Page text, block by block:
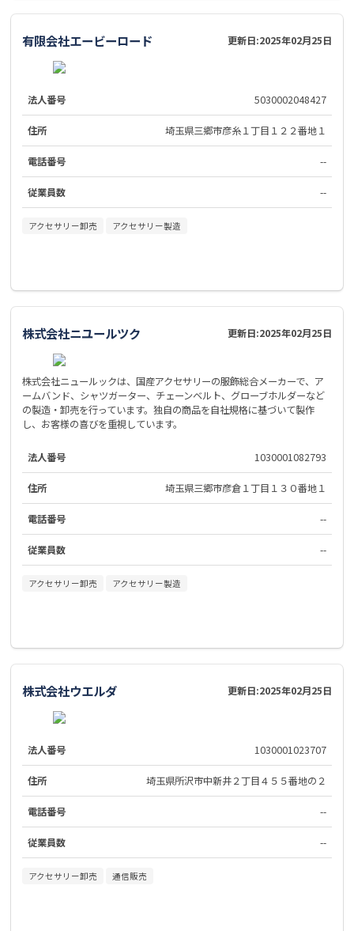
有限会社エービーロード 更新日:2025年02月25日
法人番号 5030002048427
住所 埼玉県三郷市彦糸１丁目１２２番地１
電話番号 --
従業員数 --
アクセサリー卸売 アクセサリー製造
株式会社ニユールツク 更新日:2025年02月25日
株式会社ニュールックは、国産アクセサリーの服飾総合メーカーで、ア
ームバンド、シャツガーター、チェーンベルト、グローブホルダーなど
の製造・卸売を行っています。独自の商品を自社規格に基づいて製作
し、お客様の喜びを重視しています。
法人番号 1030001082793
住所 埼玉県三郷市彦倉１丁目１３０番地１
電話番号 --
従業員数 --
アクセサリー卸売 アクセサリー製造
株式会社ウエルダ 更新日:2025年02月25日
法人番号 1030001023707
住所 埼玉県所沢市中新井２丁目４５５番地の２
電話番号 --
従業員数 --
アクセサリー卸売 通信販売